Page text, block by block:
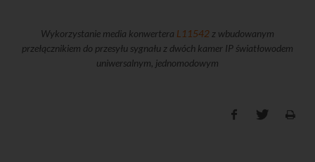
Wykorzystanie media konwertera L11542 z wbudowanym
przełącznikiem do przesyłu sygnału z dwóch kamer IP światłowodem
uniwersalnym, jednomodowym